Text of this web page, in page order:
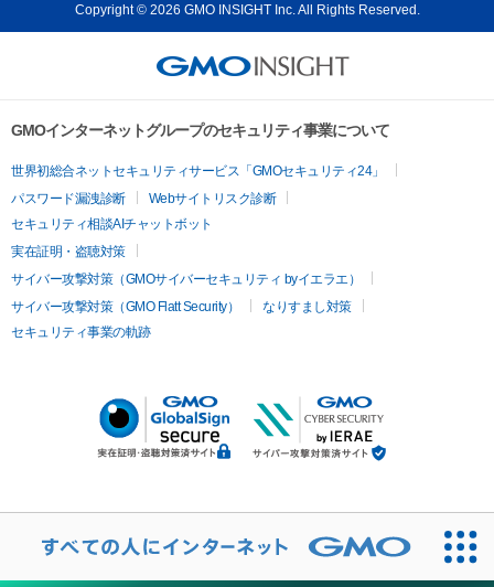
Copyright © 2026 GMO INSIGHT Inc. All Rights Reserved.
GMOインターネットグループのセキュリティ事業について
世界初総合ネットセキュリティサービス「GMOセキュリティ24」
パスワード漏洩診断
Webサイトリスク診断
セキュリティ相談AIチャットボット
実在証明・盗聴対策
サイバー攻撃対策（GMOサイバーセキュリティ byイエラエ）
サイバー攻撃対策（GMO Flatt Security）
なりすまし対策
セキュリティ事業の軌跡